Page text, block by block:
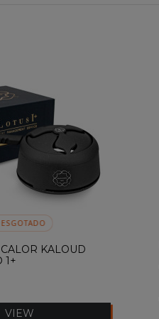
ESGOTADO
KALOUD
1+
VIEW